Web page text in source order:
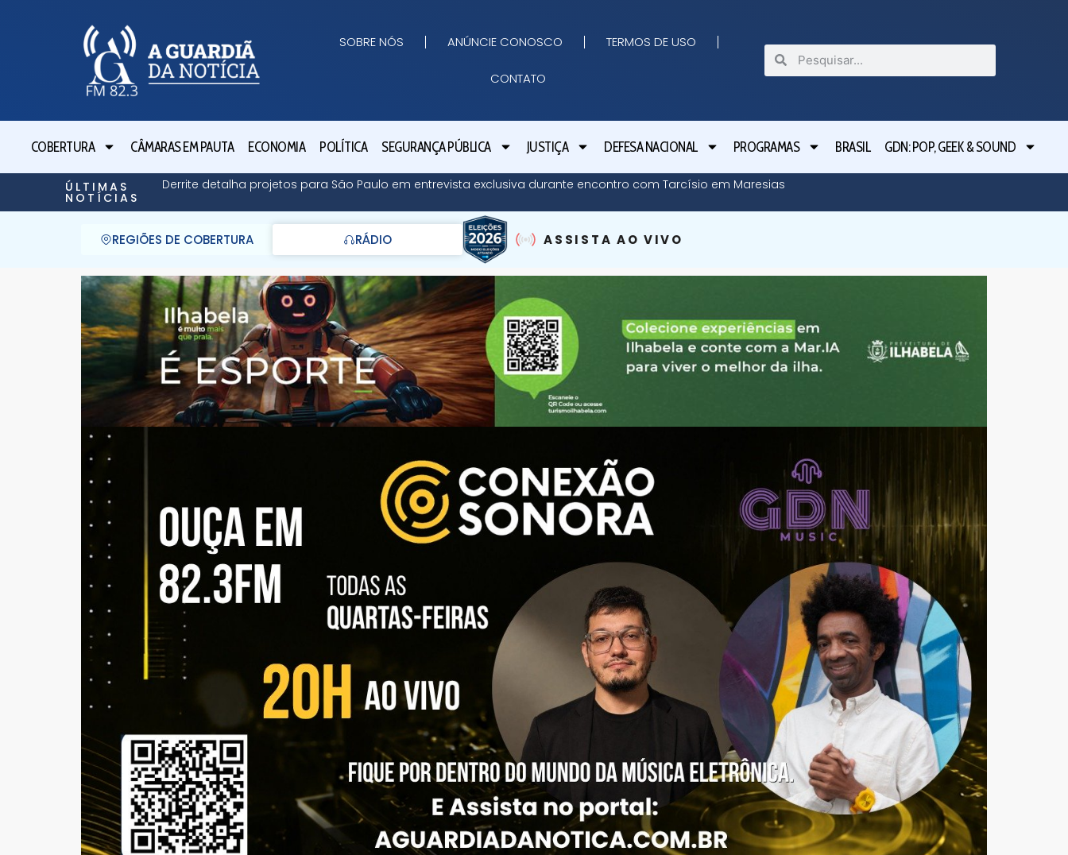
SOBRE NÓS ANÚNCIE CONOSCO TERMOS DE USO
CONTATO
COBERTURA CÂMARAS EM PAUTA ECONOMIA POLÍTICA SEGURANÇA PÚBLICA JUSTIÇA DEFESA NACIONAL PROGRAMAS BRASIL GDN: POP, GEEK & SOUND
ÚLTIMAS
NOTÍCIAS
Derrite detalha projetos para São Paulo em entrevista exclusiva durante encontro com Tarcísio em Maresias
REGIÕES DE COBERTURA RÁDIO ASSISTA AO VIVO